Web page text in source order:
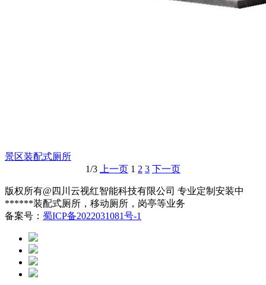
景区装配式厕所
1/3
上一页 1 2 3 下一页
版权所有@四川云视红智能科技有限公司 专业定制安装中
******装配式厕所，移动厕所，岗亭等业务
备案号： 蜀ICP备2022031081号-1